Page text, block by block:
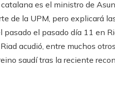
es el ministro de
de la UPM, pero explicará
el pasado día 11 en
acudió, entre muchos
saudí tras la reciente